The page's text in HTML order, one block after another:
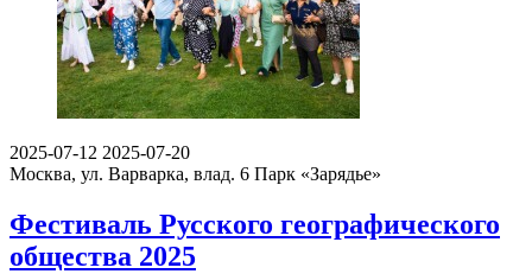
2025-07-12 2025-07-20
Москва, ул. Варварка, влад. 6 Парк «Зарядье»
Фестиваль Русского географического
общества 2025